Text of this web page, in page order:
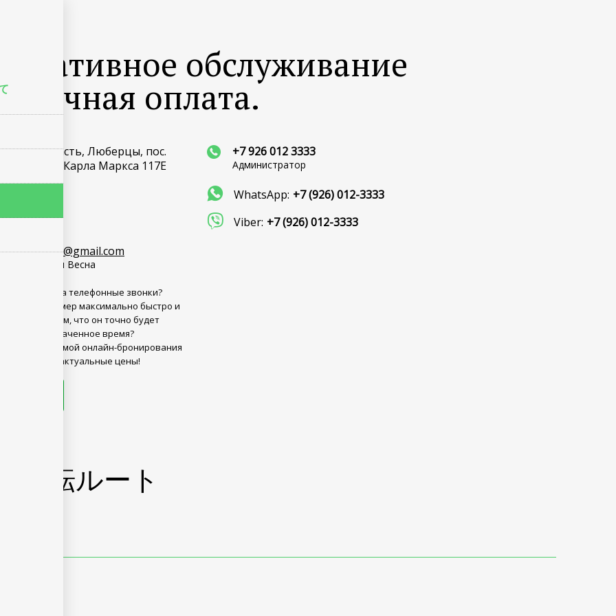
обслуживание
оплата.
область, Люберцы, пос.
улица Карла Маркса 117Е
+7 926 012 3333
Администратор
WhatsApp: +7 (926) 012-3333
Viber: +7 (926) 012-3333
Апарт-Отеля Весна
нет времени на телефонные звонки?
заказать номер максимально быстро и
в том, что он точно будет
для Вас в назначенное время?
формой онлайн-бронирования
самые актуальные цены!
運転ルート